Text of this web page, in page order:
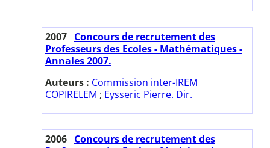
2007 Concours de recrutement des
Professeurs des Ecoles - Mathématiques -
Annales 2007.
Auteurs : Commission inter-IREM
COPIRELEM ; Eysseric Pierre. Dir.
2006 Concours de recrutement des